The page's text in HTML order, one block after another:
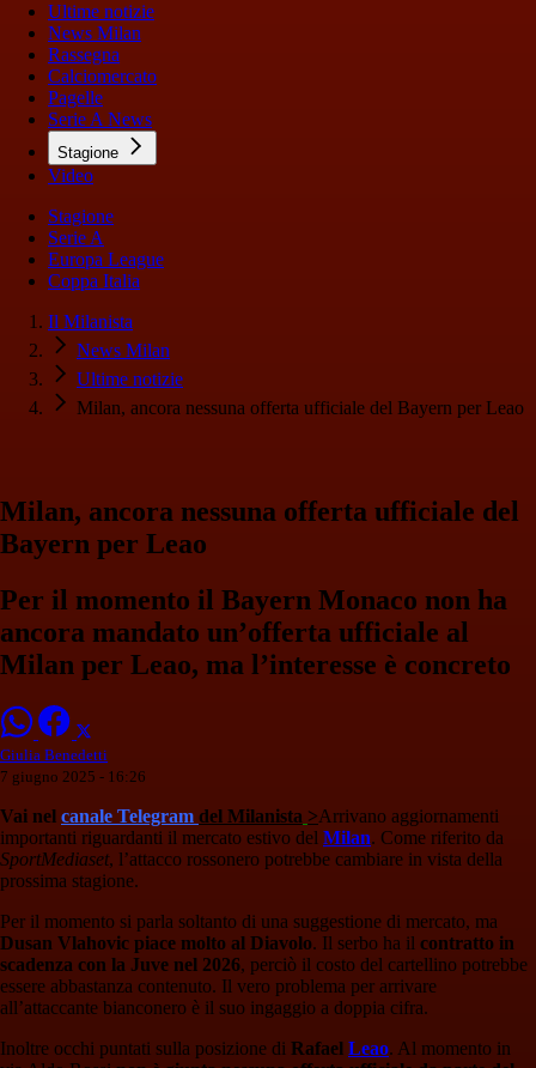
Ultime notizie
News Milan
Rassegna
Calciomercato
Pagelle
Serie A News
Stagione
Video
Stagione
Serie A
Europa League
Coppa Italia
Il Milanista
News Milan
Ultime notizie
Milan, ancora nessuna offerta ufficiale del Bayern per Leao
Milan, ancora nessuna offerta ufficiale del
Bayern per Leao
Per il momento il Bayern Monaco non ha
ancora mandato un’offerta ufficiale al
Milan per Leao, ma l’interesse è concreto
Giulia Benedetti
7 giugno 2025 - 16:26
Vai nel canale Telegram del Milanista >Arrivano aggiornamenti
importanti riguardanti il mercato estivo del Milan. Come riferito da
SportMediaset, l’attacco rossonero potrebbe cambiare in vista della
prossima stagione.
Per il momento si parla soltanto di una suggestione di mercato, ma
Dusan Vlahovic piace molto al Diavolo. Il serbo ha il contratto in
scadenza con la Juve nel 2026, perciò il costo del cartellino potrebbe
essere abbastanza contenuto. Il vero problema per arrivare
all’attaccante bianconero è il suo ingaggio a doppia cifra.
Inoltre occhi puntati sulla posizione di Rafael Leao. Al momento in